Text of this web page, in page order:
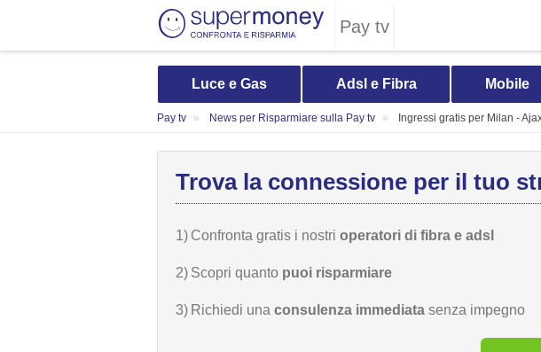
Pay tv
Luce e Gas Adsl e Fibra Mobile
Pay tv News per Risparmiare sulla Pay tv Ingressi gratis per Milan -
Trova la connessione per il tuo
1) Confronta gratis i nostri operatori di fibra e adsl
2) Scopri quanto puoi risparmiare
3) Richiedi una consulenza immediata senza impegno